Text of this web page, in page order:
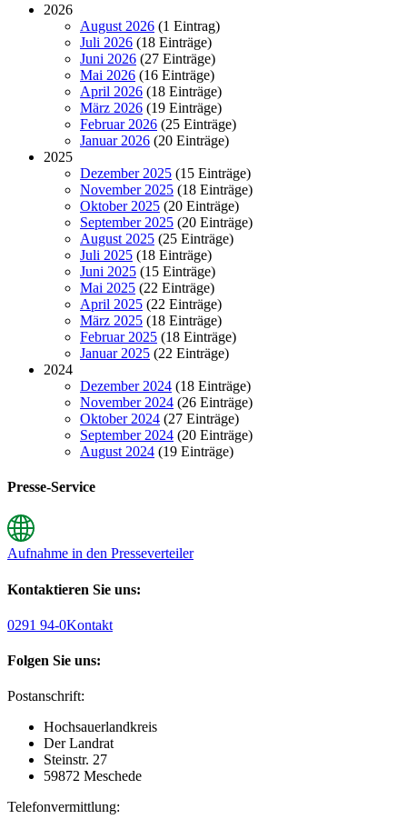
2026
August 2026 (1 Eintrag)
Juli 2026 (18 Einträge)
Juni 2026 (27 Einträge)
Mai 2026 (16 Einträge)
April 2026 (18 Einträge)
März 2026 (19 Einträge)
Februar 2026 (25 Einträge)
Januar 2026 (20 Einträge)
2025
Dezember 2025 (15 Einträge)
November 2025 (18 Einträge)
Oktober 2025 (20 Einträge)
September 2025 (20 Einträge)
August 2025 (25 Einträge)
Juli 2025 (18 Einträge)
Juni 2025 (15 Einträge)
Mai 2025 (22 Einträge)
April 2025 (22 Einträge)
März 2025 (18 Einträge)
Februar 2025 (18 Einträge)
Januar 2025 (22 Einträge)
2024
Dezember 2024 (18 Einträge)
November 2024 (26 Einträge)
Oktober 2024 (27 Einträge)
September 2024 (20 Einträge)
August 2024 (19 Einträge)
Presse-Service
Aufnahme in den Presseverteiler
Kontaktieren Sie uns:
0291 94-0Kontakt
Folgen Sie uns:
Postanschrift:
Hochsauerlandkreis
Der Landrat
Steinstr. 27
59872 Meschede
Telefonvermittlung: